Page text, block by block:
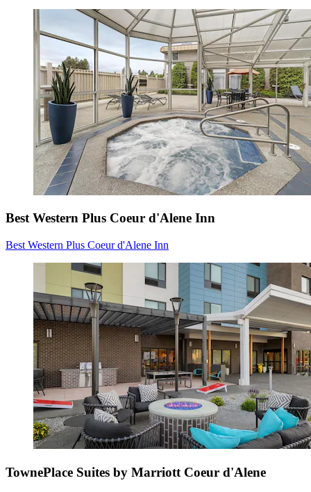
Best Western Plus Coeur d'Alene Inn
Best Western Plus Coeur d'Alene Inn
TownePlace Suites by Marriott Coeur d'Alene